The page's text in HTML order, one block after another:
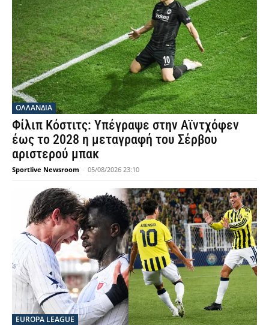
OΛΛΑΝΔΊΑ
Φίλιπ Κόστιτς: Υπέγραψε στην Αϊντχόφεν
έως το 2028 η μεταγραφή του Σέρβου
αριστερού μπακ
Sportlive Newsroom - 05/08/2026 23:10
EUROPA LEAGUE